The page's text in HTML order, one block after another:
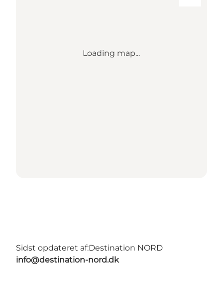
Loading map...
Sidst opdateret af:Destination NORD
info@destination-nord.dk